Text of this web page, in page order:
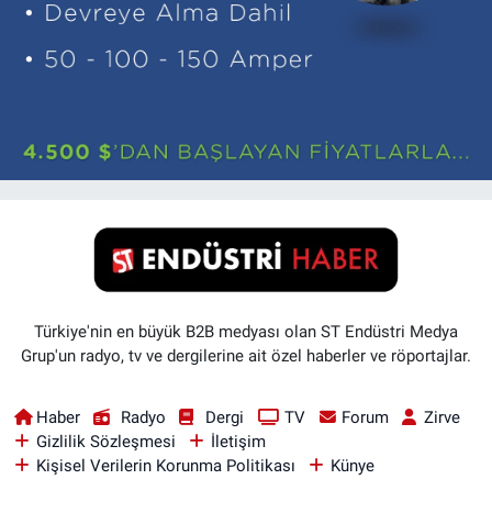
Türkiye'nin en büyük B2B medyası olan ST Endüstri Medya
Grup'un radyo, tv ve dergilerine ait özel haberler ve röportajlar.
Haber Radyo Dergi TV Forum
Zirve
Gizlilik Sözleşmesi
İletişim
Kişisel Verilerin Korunma Politikası
Künye